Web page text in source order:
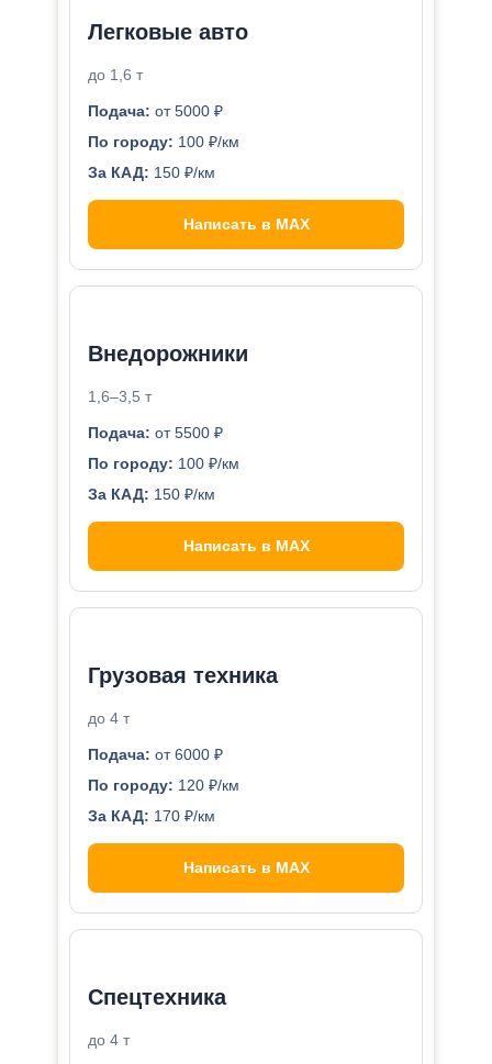
Легковые авто
до 1,6 т
Подача: от 5000 ₽
По городу: 100 ₽/км
За КАД: 150 ₽/км
Написать в MAX
Внедорожники
1,6–3,5 т
Подача: от 5500 ₽
По городу: 100 ₽/км
За КАД: 150 ₽/км
Написать в MAX
Грузовая техника
до 4 т
Подача: от 6000 ₽
По городу: 120 ₽/км
За КАД: 170 ₽/км
Написать в MAX
Спецтехника
до 4 т